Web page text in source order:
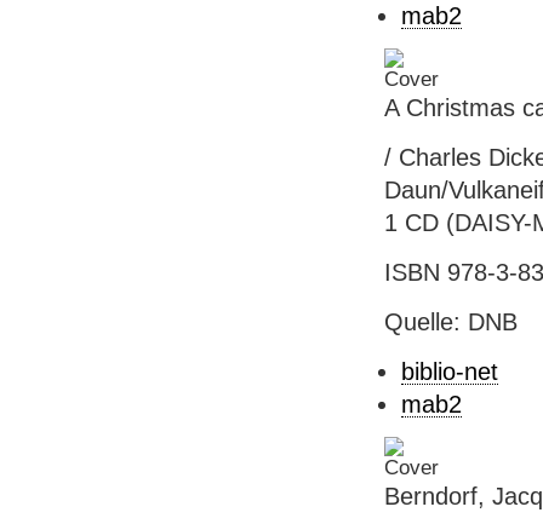
mab2
A Christmas
/ Charles
Daun/
1 CD
ISBN 978-3-
Quelle: DNB
biblio-net
mab2
Berndorf,